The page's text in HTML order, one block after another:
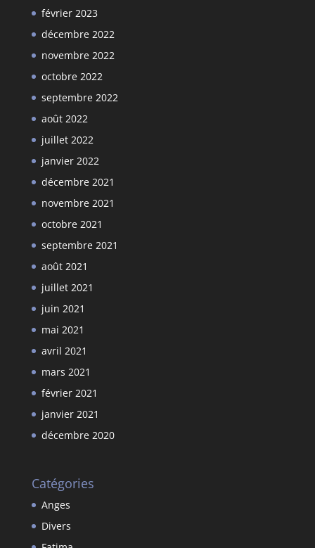
février 2023
décembre 2022
novembre 2022
octobre 2022
septembre 2022
août 2022
juillet 2022
janvier 2022
décembre 2021
novembre 2021
octobre 2021
septembre 2021
août 2021
juillet 2021
juin 2021
mai 2021
avril 2021
mars 2021
février 2021
janvier 2021
décembre 2020
Catégories
Anges
Divers